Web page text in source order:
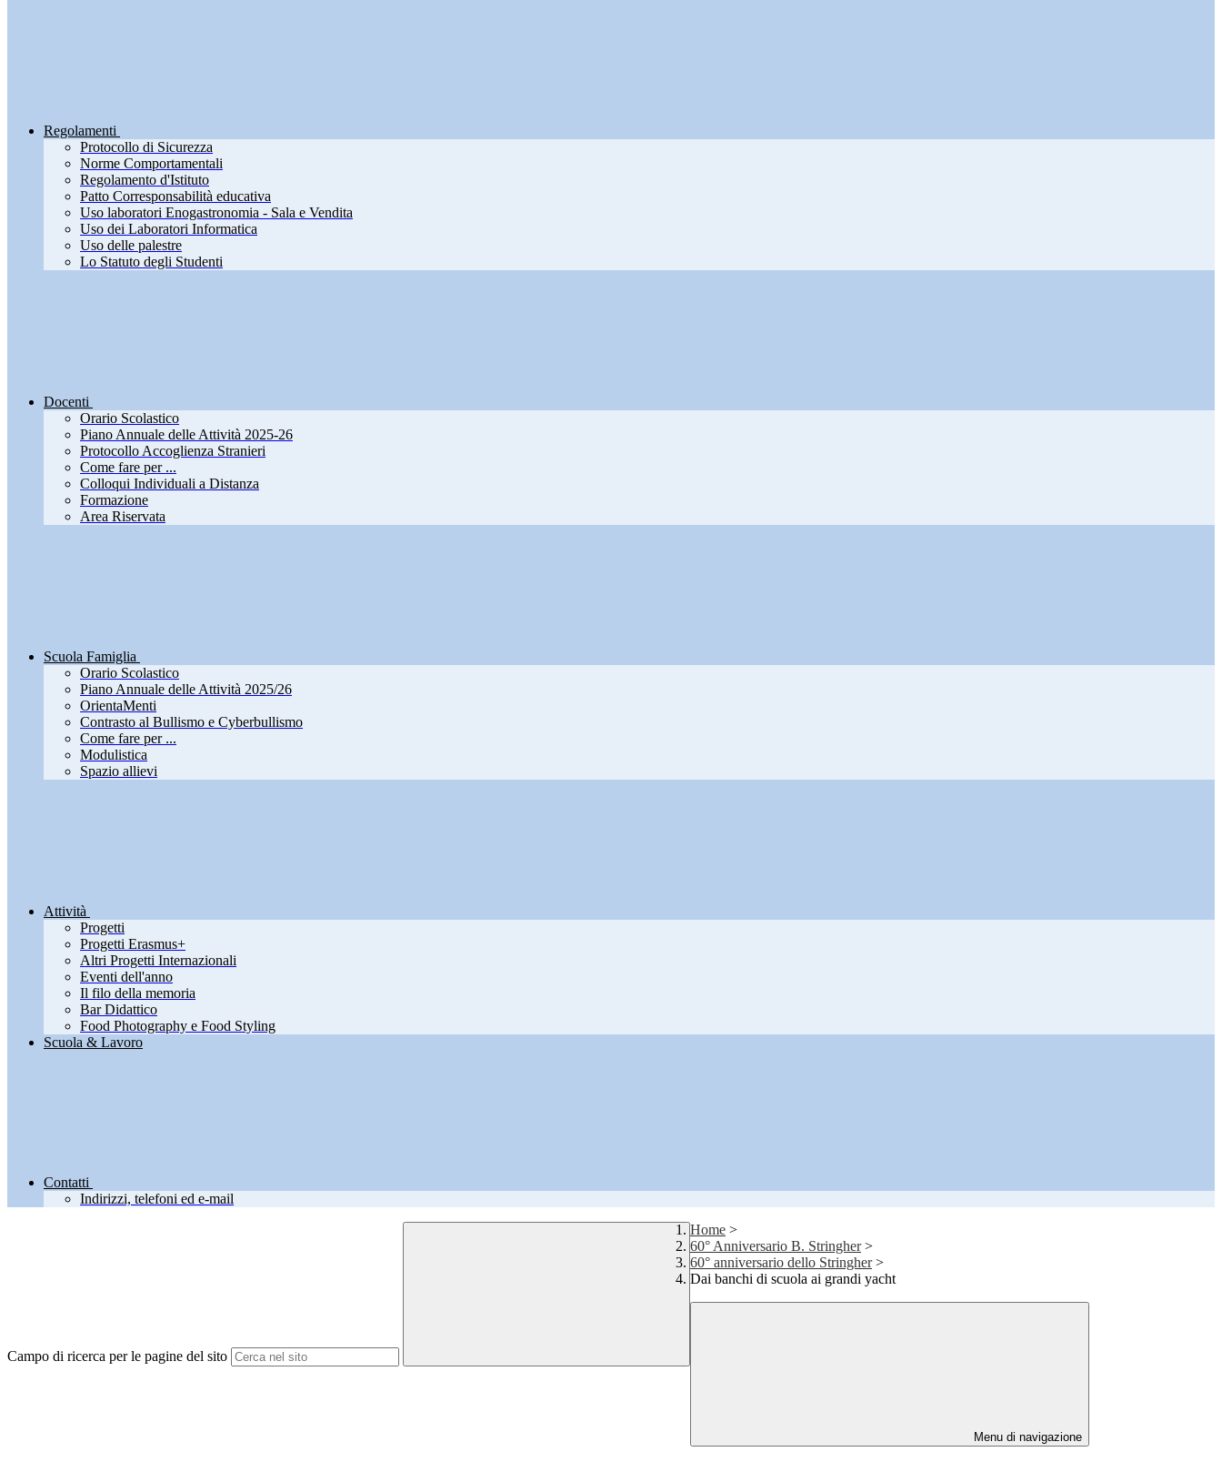
Regolamenti
Protocollo di Sicurezza
Norme Comportamentali
Regolamento d'Istituto
Patto Corresponsabilità educativa
Uso laboratori Enogastronomia - Sala e Vendita
Uso dei Laboratori Informatica
Uso delle palestre
Lo Statuto degli Studenti
Docenti
Orario Scolastico
Piano Annuale delle Attività 2025-26
Protocollo Accoglienza Stranieri
Come fare per ...
Colloqui Individuali a Distanza
Formazione
Area Riservata
Scuola Famiglia
Orario Scolastico
Piano Annuale delle Attività 2025/26
OrientaMenti
Contrasto al Bullismo e Cyberbullismo
Come fare per ...
Modulistica
Spazio allievi
Attività
Progetti
Progetti Erasmus+
Altri Progetti Internazionali
Eventi dell'anno
Il filo della memoria
Bar Didattico
Food Photography e Food Styling
Scuola & Lavoro
Contatti
Indirizzi, telefoni ed e-mail
Campo di ricerca per le pagine del sito
Home >
60° Anniversario B. Stringher >
60° anniversario dello Stringher >
Dai banchi di scuola ai grandi yacht
Menu di navigazione